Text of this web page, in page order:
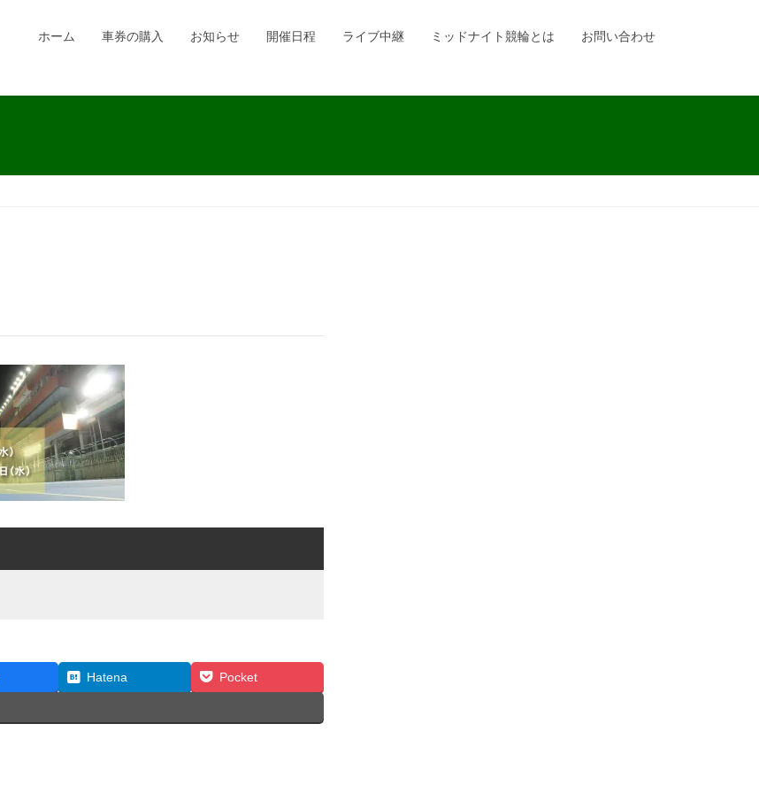
ホーム 車券の購入 お知らせ 開催日程 ライブ中継 ミッドナイト競輪とは お問い合わせ
Hatena Pocket